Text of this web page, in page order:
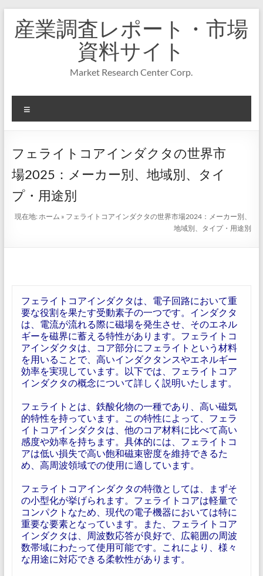
キ
プ
産業調査レポート・市場
資料サイト
Market Research Center Corp.
ニ
ー
フェライトコアインダクタの世界市
場2025：メーカー別、地域別、タイ
プ・用途別
現在地:ホーム » フェライトコアインダクタの世界市場2024：メーカー別、
地域別、タイプ・用途別
フェライトコアインダクタは、電子回路において重
要な役割を果たす受動素子の一つです。インダクタ
は、電流が流れる際に磁場を発生させ、そのエネル
ギーを磁界に蓄える特性があります。フェライトコ
アインダクタは、コア部分にフェライトという材料
を用いることで、高いインダクタンスやエネルギー
効率を実現しています。以下では、フェライトコア
インダクタの概念について詳しく説明いたします。
フェライトとは、鉄酸化物の一種であり、高い磁気
的特性を持っています。この特性によって、フェラ
イトコアインダクタは、他のコア材料に比べて高い
感度や効率を持ちます。具体的には、フェライトコ
アは低い損失で高い飽和磁束密度を維持できるた
め、高周波領域での使用に適しています。
フェライトコアインダクタの特徴としては、まずそ
の小型化が挙げられます。フェライトコアは軽量で
コンパクトなため、現代の電子機器においては特に
重要な要素となっています。また、フェライトコア
インダクタは、周波数応答が良好で、広範囲の周波
数帯域にわたって使用可能です。これにより、様々
な用途に対応できる柔軟性があります。